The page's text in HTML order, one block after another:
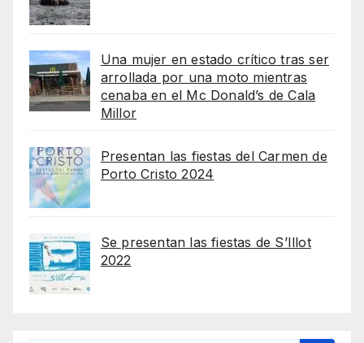
Una mujer en estado crítico tras ser
arrollada por una moto mientras
cenaba en el Mc Donald’s de Cala
Millor
Presentan las fiestas del Carmen de
Porto Cristo 2024
Se presentan las fiestas de S’Illot
2022